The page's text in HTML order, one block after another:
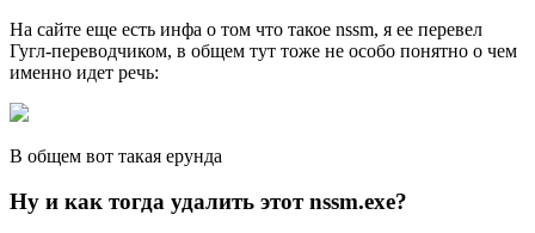
На сайте еще есть инфа о том что такое nssm, я ее перевел
Гугл-переводчиком, в общем тут тоже не особо понятно о чем
именно идет речь:
В общем вот такая ерунда
Ну и как тогда удалить этот nssm.exe?